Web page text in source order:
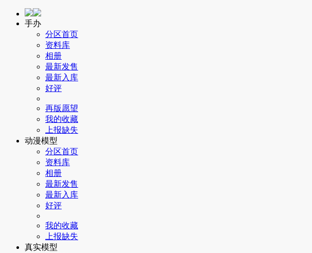
手办
分区首页
资料库
相册
最新发售
最新入库
好评
再版愿望
我的收藏
上报缺失
动漫模型
分区首页
资料库
相册
最新发售
最新入库
好评
我的收藏
上报缺失
真实模型